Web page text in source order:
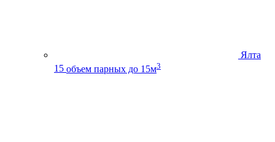
Ялта
15 объем парных до 15м3